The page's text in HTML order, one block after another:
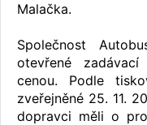
Malačka.
Společnost
otevřené
cenou. Podle
zveřejněné 25. 11.
dopravci měli o